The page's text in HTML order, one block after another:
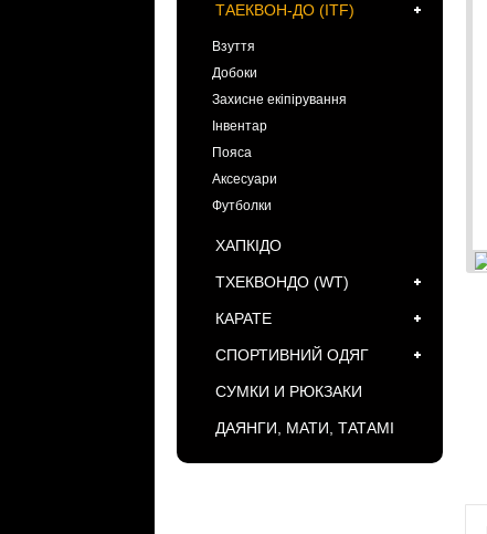
ТАЕКВОН-ДО (ІТF)
Взуття
Добоки
Захисне екіпірування
Інвентар
Пояса
Аксесуари
Футболки
ХАПКІДО
ТХЕКВОНДО (WT)
КАРАТЕ
СПОРТИВНИЙ ОДЯГ
СУМКИ И РЮКЗАКИ
ДАЯНГИ, МАТИ, ТАТАМІ